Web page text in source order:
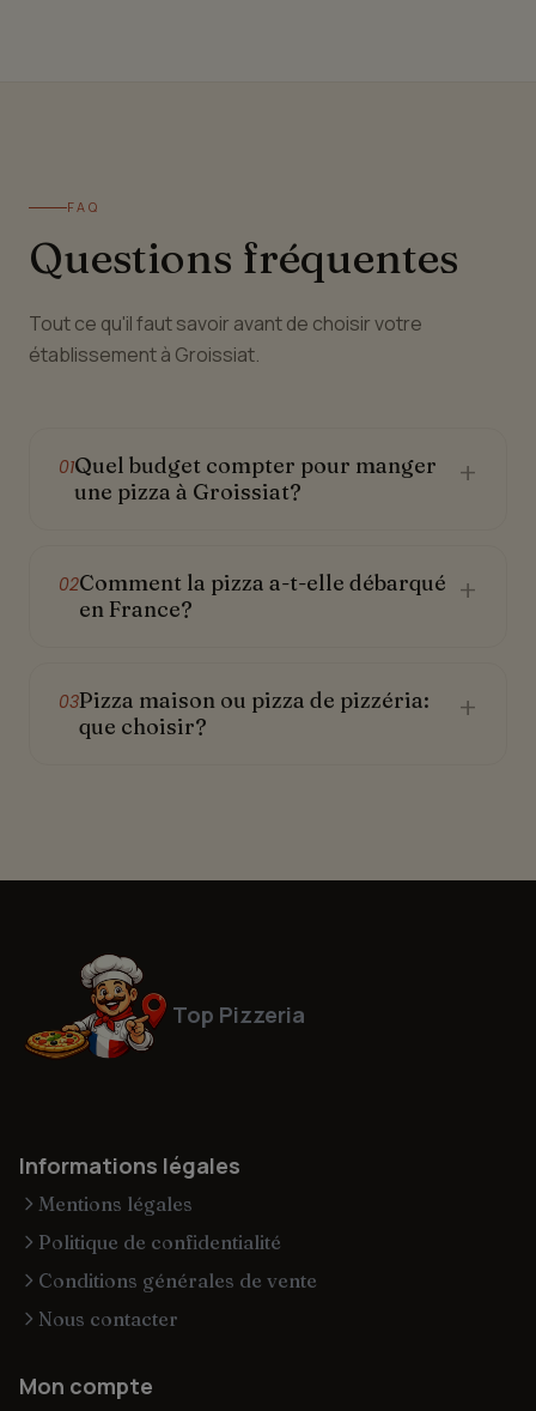
FAQ
Questions fréquentes
Tout ce qu'il faut savoir avant de choisir votre
établissement à Groissiat.
01Quel budget compter pour manger
une pizza à Groissiat?
+
02Comment la pizza a-t-elle débarqué
en France?
+
03Pizza maison ou pizza de pizzéria:
que choisir?
+
Top Pizzeria
Informations légales
Mentions légales
Politique de confidentialité
Conditions générales de vente
Nous contacter
Mon compte